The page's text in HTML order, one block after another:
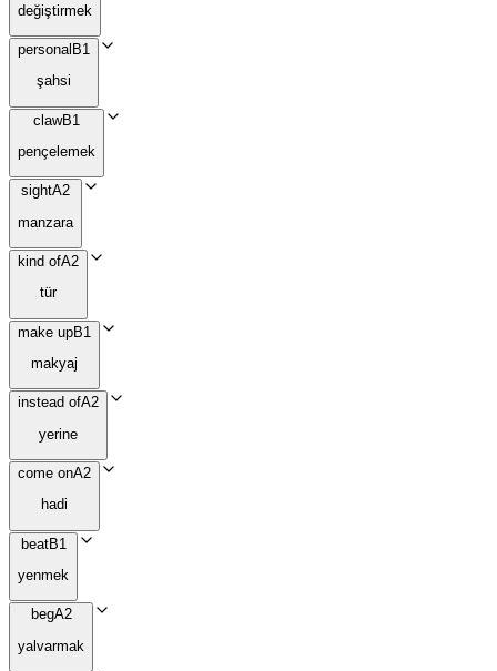
değiştirmek
personal B1
şahsi
clawB1
pençelemek
sightA2
manzara
kind ofA2
tür
make upB1
makyaj
instead ofA2
yerine
come onA2
hadi
beatB1
yenmek
begA2
yalvarmak